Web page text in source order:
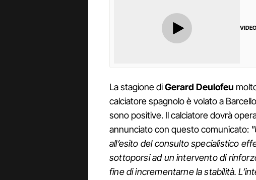
La stagione diGerard Deulofeu
calciatore spagnolo è volato a
sono positive. Il calciatore dovrà
annunciato con questo comunicato:
all’esito del consulto specialistico
sottoporsi ad un intervento di
fine di incrementarne la stabilità.